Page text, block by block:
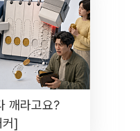
깨라고요?
커]